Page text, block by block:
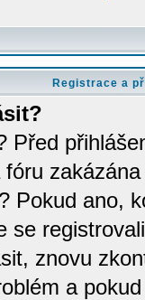
Registrace a
Před
Pokud ano,
se
znovu
a